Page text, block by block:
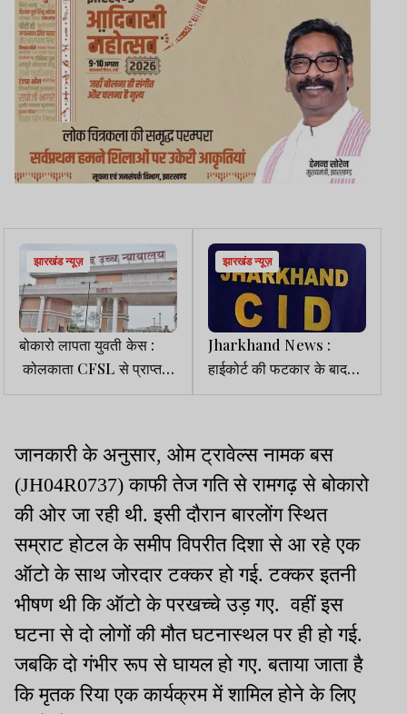
झारखंड न्यूज़
बोकारो लापता युवती केस :
कोलकाता CFSL से प्राप्त
कंकाल का DNA रिपोर्ट
झारखंड न्यूज़
Jharkhand News :
हाईकोर्ट की फटकार के बाद
CID ने फिर खोली जंगल
जानकारी के अनुसार, ओम ट्रावेल्स नामक बस
(JH04R0737) काफी तेज गति से रामगढ़ से बोकारो
की ओर जा रही थी. इसी दौरान बारलोंग स्थित
सम्राट होटल के समीप विपरीत दिशा से आ रहे एक
ऑटो के साथ जोरदार टक्कर हो गई. टक्कर इतनी
भीषण थी कि ऑटो के परखच्चे उड़ गए. वहीं इस
घटना से दो लोगों की मौत घटनास्थल पर ही हो गई.
जबकि दो गंभीर रूप से घायल हो गए. बताया जाता है
कि मृतक रिया एक कार्यक्रम में शामिल होने के लिए